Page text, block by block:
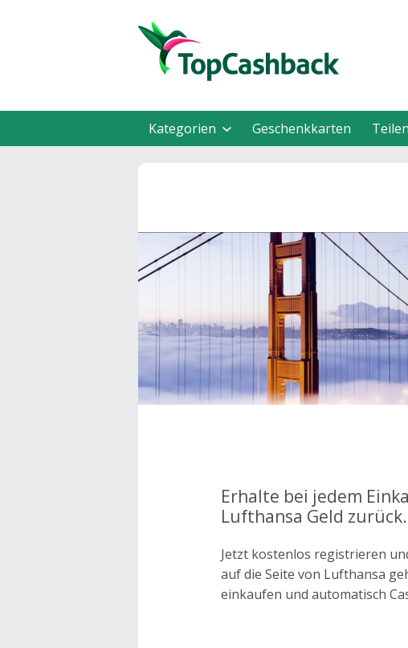
Kategorien Geschenkkarten
Erhalte bei jedem
Lufthansa Geld zurück.
Jetzt kostenlos registrieren
auf die Seite von Lufthansa
einkaufen und automatisch